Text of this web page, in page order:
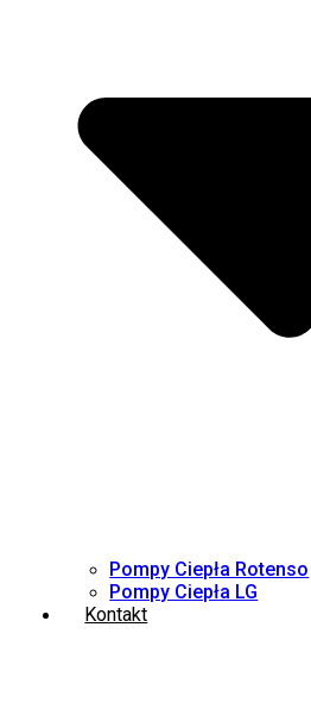
Pompy Ciepła Rotenso
Pompy Ciepła LG
Kontakt